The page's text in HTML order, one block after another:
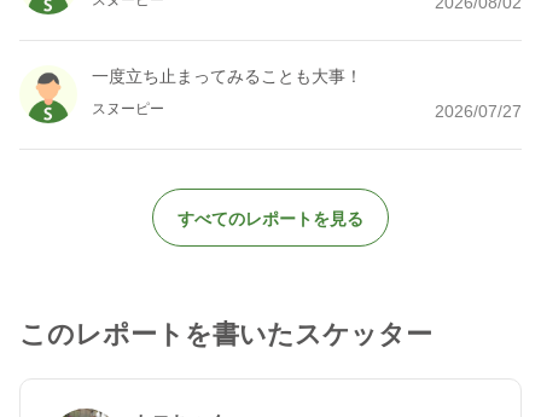
一度立ち止まってみることも大事！
スヌーピー 2026/07/27
すべてのレポートを見る
このレポートを書いたスケッター